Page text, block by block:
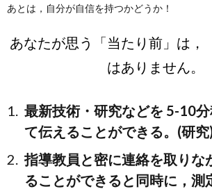
あとは，自分が自信を持つかどうか！
あなたが思う「当たり前」は，
はありません。
最新技術・研究などを 5-10
て伝えることができる。(研究
指導教員と密に連絡を取りな
ることができると同時に，測